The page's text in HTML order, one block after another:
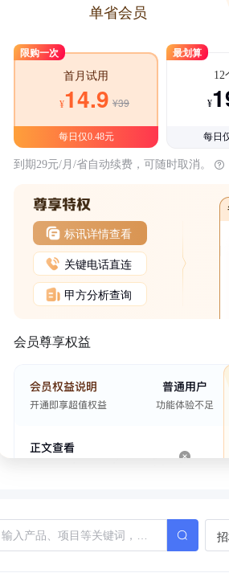
单省会员
限购一次
首月试用
¥14.9 ¥39
每日仅0.48元
最划算
12
¥
每日
到期29元/月/省自动续费，可随时取消。
标讯详情查看
关键电话直连
甲方分析查询
会员尊享权益